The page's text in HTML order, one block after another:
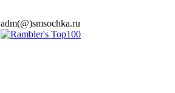
adm(@)smsochka.ru